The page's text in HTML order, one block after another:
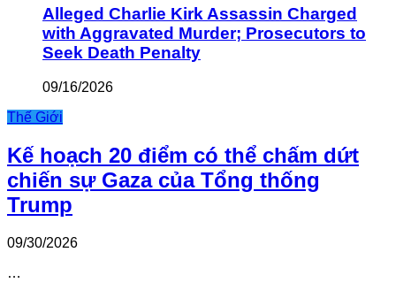
Alleged Charlie Kirk Assassin Charged
with Aggravated Murder; Prosecutors to
Seek Death Penalty
09/16/2026
Thế Giới
Kế hoạch 20 điểm có thể chấm dứt
chiến sự Gaza của Tổng thống
Trump
09/30/2026
…